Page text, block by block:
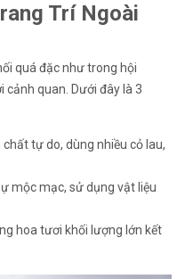
Trí Ngoài
quá đặc như trong hội
quan. Dưới đây là 3
tự do, dùng nhiều cỏ lau,
mộc mạc, sử dụng vật liệu
hoa tươi khối lượng lớn kết